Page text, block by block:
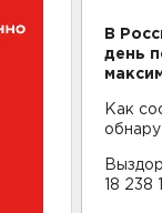
В
день
Как
18 238